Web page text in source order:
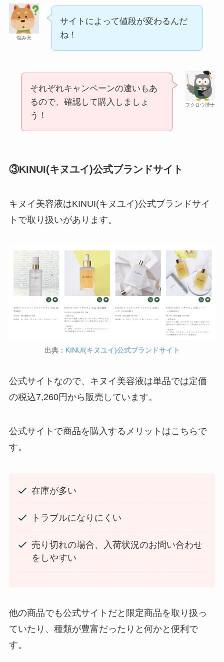
食紅はどこで買える？ダイソーやセリアなどの100
均で売ってる？
トアで買える！
LANケーブルはどこで買える？ドンキや100均に売
ってる！
忍者めし鉄の鎧はどこに売ってる？セブン・ロー
ソンなどのコンビニで買える！
悩み犬
サイトによって値段が変わるんだ
ね！
フクロウ博士
それぞれキャンペーンの違いもあ
るので、確認して購入しましょ
う！
③KINUI(キヌユイ)公式ブランドサイト
キヌイ美容液はKINUI(キヌユイ)公式ブランドサイ
トで取り扱いがあります。
出典： KINUI(キヌユイ)公式ブランドサイト
公式サイトなので、キヌイ美容液は単品では定価
の税込7,260円から販売しています。
公式サイトで商品を購入するメリットはこちらで
す。
在庫が多い
トラブルになりにくい
売り切れの場合、入荷状況のお問い合わせ
をしやすい
他の商品でも公式サイトだと限定商品を取り扱っ
ていたり、種類が豊富だったりと何かと便利で
す。